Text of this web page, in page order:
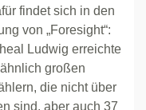
findet sich in den
von „Foresight“:
Ludwig erreichte
großen
die nicht über
sind, aber auch 37